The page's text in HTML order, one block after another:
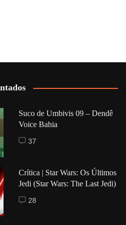
Suco de Umbivis 09 – Dendê
Voice Bahia
37
Crítica | Star Wars: Os Últimos
Jedi (Star Wars: The Last Jedi)
28